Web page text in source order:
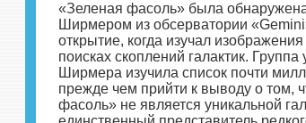
«Зеленая фасоль» была
Ширмером из обсерватории
открытие, когда изучал
поисках скоплений галактик.
Ширмера изучила список почти
прежде чем прийти к выводу о том,
фасоль» не является уникальной